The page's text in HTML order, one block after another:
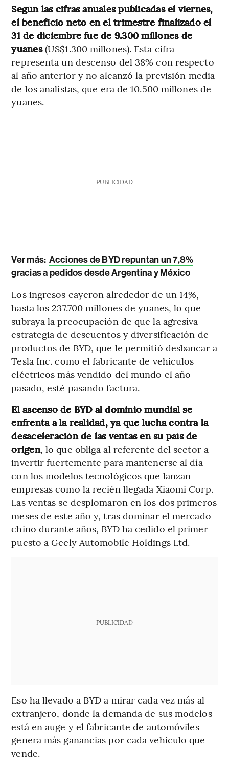
Según las cifras anuales publicadas el viernes,
el beneficio neto en el trimestre finalizado el
31 de diciembre fue de 9.300 millones de
yuanes(US$1.300 millones). Esta cifra
representa un descenso del 38% con respecto
al año anterior y no alcanzó la previsión media
de los analistas, que era de 10.500 millones de
yuanes.
PUBLICIDAD
Ver más: Acciones de BYD repuntan un 7,8%
gracias a pedidos desde Argentina y México
Los ingresos cayeron alrededor de un 14%,
hasta los 237.700 millones de yuanes, lo que
subraya la preocupación de que la agresiva
estrategia de descuentos y diversificación de
productos de BYD, que le permitió desbancar a
Tesla Inc. como el fabricante de vehículos
eléctricos más vendido del mundo el año
pasado, esté pasando factura.
El ascenso de BYD al dominio mundial se
enfrenta a la realidad, ya que lucha contra la
desaceleración de las ventas en su país de
origen, lo que obliga al referente del sector a
invertir fuertemente para mantenerse al día
con los modelos tecnológicos que lanzan
empresas como la recién llegada Xiaomi Corp.
Las ventas se desplomaron en los dos primeros
meses de este año y, tras dominar el mercado
chino durante años, BYD ha cedido el primer
puesto a Geely Automobile Holdings Ltd.
PUBLICIDAD
Eso ha llevado a BYD a mirar cada vez más al
extranjero, donde la demanda de sus modelos
está en auge y el fabricante de automóviles
genera más ganancias por cada vehículo que
vende.